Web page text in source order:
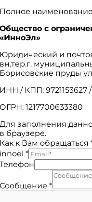
Полное
Общество с
«ИнноЭл»
Юридический и
вн.тер.г.
Борисовские пруды
ИНН / КПП: 9721153627 /
ОГРН: 1217700633380
Для заполнения
в браузере.
Как к Вам обращаться
innoel*
Телефон
Сообщение*